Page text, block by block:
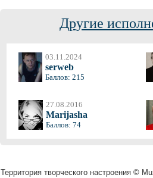
Другие
03.11.2024
serweb
Баллов: 215
27.08.2016
Marijasha
Баллов: 74
Территория творческого настроения ©